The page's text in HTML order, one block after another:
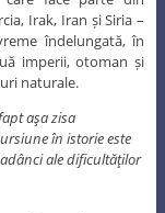
Irak, Iran și Siria –
îndelungată, în
imperii, otoman și
naturale.
aşa zisa
în istorie este
ale dificultăţilor